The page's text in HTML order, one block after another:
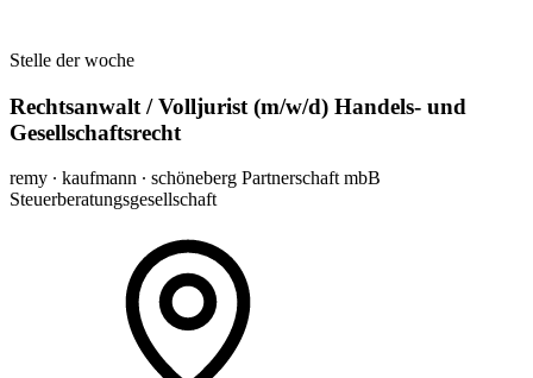
Stelle der woche
Rechtsanwalt / Volljurist (m/w/d) Handels- und
Gesellschaftsrecht
remy ∙ kaufmann ∙ schöneberg Partnerschaft mbB
Steuerberatungsgesellschaft